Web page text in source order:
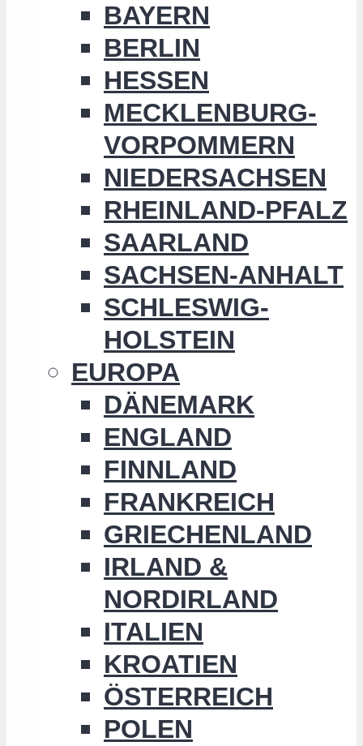
BAYERN
BERLIN
HESSEN
MECKLENBURG-
VORPOMMERN
NIEDERSACHSEN
RHEINLAND-PFALZ
SAARLAND
SACHSEN-ANHALT
SCHLESWIG-
HOLSTEIN
EUROPA
DÄNEMARK
ENGLAND
FINNLAND
FRANKREICH
GRIECHENLAND
IRLAND &
NORDIRLAND
ITALIEN
KROATIEN
ÖSTERREICH
POLEN